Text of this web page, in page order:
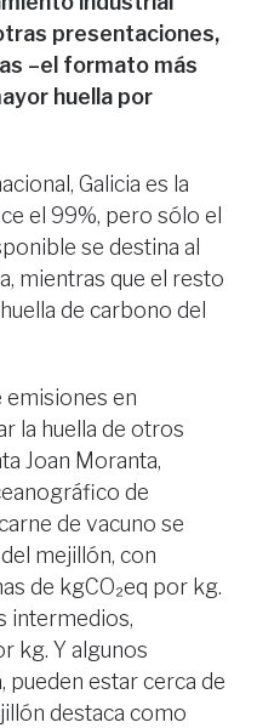
presentaciones,
–el formato más
huella por
Galicia es la
el 99%, pero sólo el
se destina al
mientras que el resto
de carbono del
emisiones en
la huella de otros
Joan Moranta,
de
de vacuno se
mejillón, con
de kgCO₂eq por kg.
intermedios,
kg. Y algunos
pueden estar cerca de
destaca como